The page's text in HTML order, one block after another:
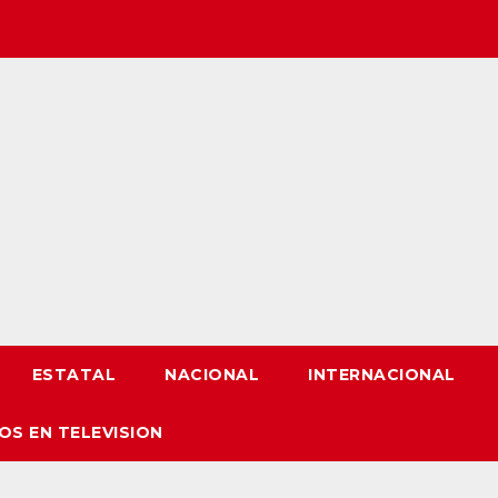
ESTATAL NACIONAL INTERNACIONAL
EN TELEVISION